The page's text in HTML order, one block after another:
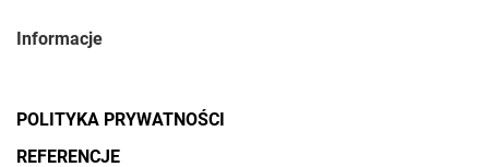
Informacje
POLITYKA PRYWATNOŚCI
REFERENCJE